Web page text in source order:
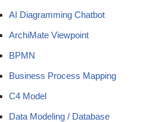
AI Diagramming Chatbot
ArchiMate Viewpoint
BPMN
Business Process Mapping
C4 Model
Data Modeling / Database